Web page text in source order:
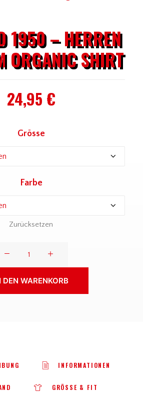
1950 – HERREN
ORGANIC SHIRT
24,95 €
Grösse
Farbe
Zurücksetzen
Spexard
1950
-
Herren
DEN WARENKORB
INFORMATIONEN
GRÖSSE & FIT